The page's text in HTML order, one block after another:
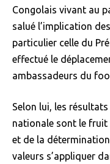
Congolais vivant au
salué l’implication
particulier celle du
effectué le
ambassadeurs du
Selon lui, les
nationale sont le fruit
et de la
valeurs s’appliquer